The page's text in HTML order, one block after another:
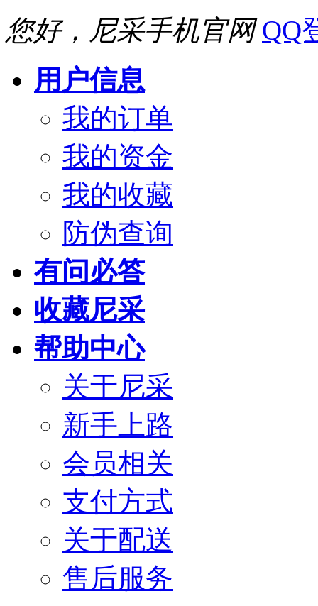
您好，尼采手机官网 QQ
用户信息
我的订单
我的资金
我的收藏
防伪查询
有问必答
收藏尼采
帮助中心
关于尼采
新手上路
会员相关
支付方式
关于配送
售后服务